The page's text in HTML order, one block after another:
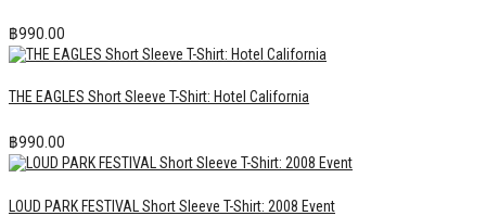
฿990.00
THE EAGLES Short Sleeve T-Shirt: Hotel California
฿990.00
LOUD PARK FESTIVAL Short Sleeve T-Shirt: 2008 Event